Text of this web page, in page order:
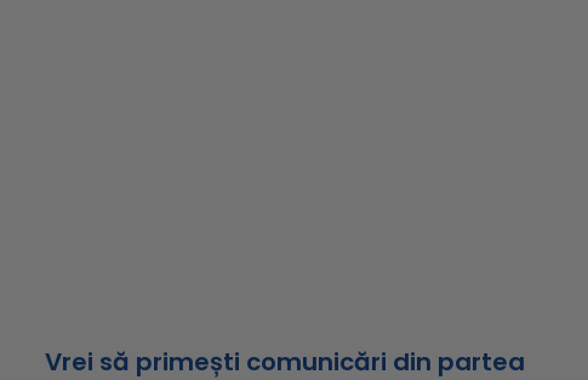
Vrei să primești comunicări din partea